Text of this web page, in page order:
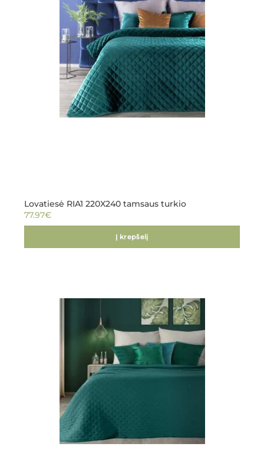
Lovatiesė RIA1 220X240 tamsaus turkio
77.97€
Į krepšelį